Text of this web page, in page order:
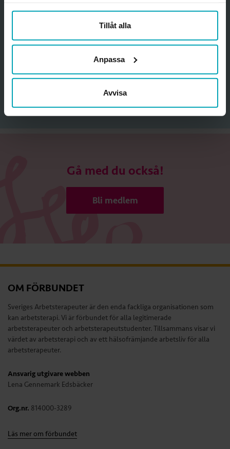
Tillåt alla
Anpassa
Avvisa
och information om medlemskapet.
erbjudanden till mig samt
förbundets hantering av personuppgifter
Mejladress
Gå med du också!
Bli medlem
OM FÖRBUNDET
Sveriges Arbetsterapeuter är den enda fackliga organisationen som
kan arbetsterapi. Vi är förbundet för alla legitimerade
arbetsterapeuter och arbetsterapeutstudenter. Tillsammans visar vi
värdet av arbetsterapi och av ett hälsofrämjande arbetsliv för alla
arbetsterapeuter.
Ansvarig utgivare webben
Lena Gennemark Edsbäcker
Org.nr. 814000-3289
Läs mer om förbundet